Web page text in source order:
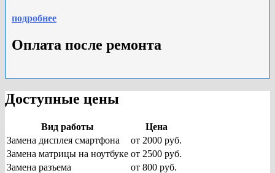
подробнее
Оплата после ремонта
Доступные цены
Вид работы
Цена
Замена дисплея смартфона
от 2000 руб.
Замена матрицы на ноутбуке от 2500 руб.
Замена разъема
от 800 руб.